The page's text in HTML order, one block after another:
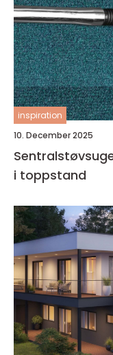
inspiration
10. December 2025
i toppstand